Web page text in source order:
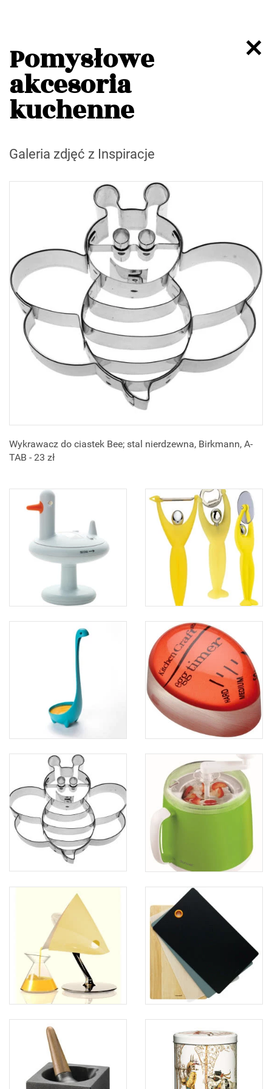
Pomysłowe
akcesoria
kuchenne
Galeria zdjęć z Inspiracje
Wykrawacz do ciastek Bee; stal nierdzewna, Birkmann, A-
TAB - 23 zł